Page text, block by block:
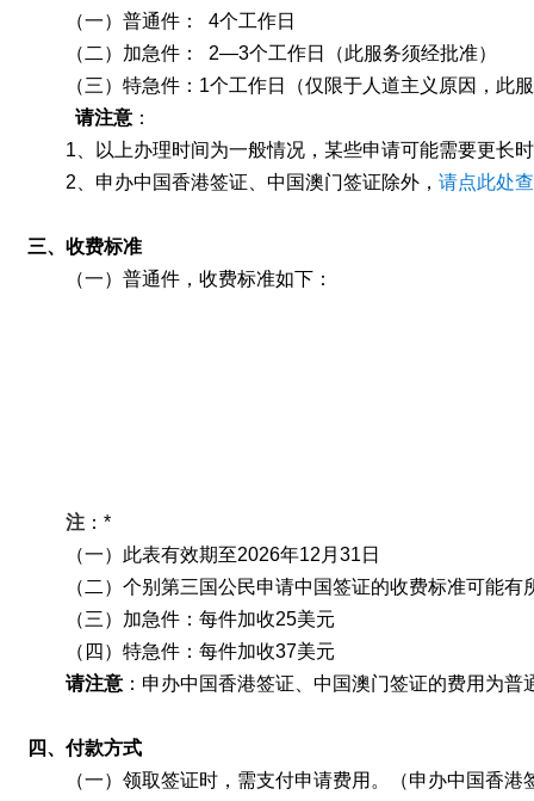
（一）普通件： 4个工作日
（二）加急件： 2—3个工作日（此服务须经批准）
（三）特急件： 1个工作日（仅限于人道主义原因，此
请注意 ：
1 、以上办理时间为一般情况，某些申请可能需要更
2 、申办中国香港签证、中国澳门签证除外， 请点此处
三、收费标准
（一）普通件，收费标准如下：
注 ： *
（一） 此表有效期至2026年12月31日
（二）个别第三国公民申请中国签证的收费标准可能
（三）加急件：每件加收25美元
（四）特急件：每件加收37美元
请注意 ：申办中国香港签证、中国澳门签证的费用为普
四、付款方式
（一）领取签证时，需支付申请费用。（申办中国香